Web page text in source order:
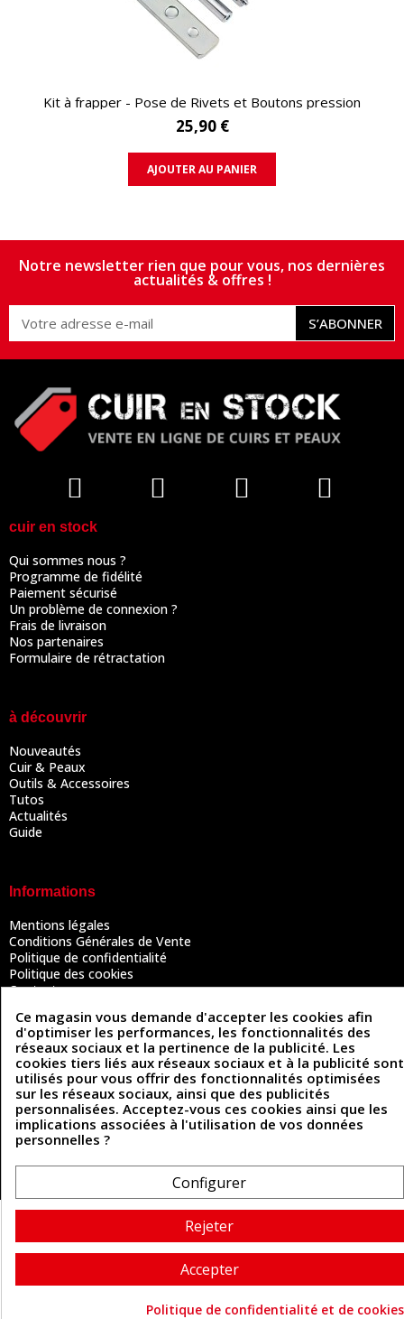
APERÇU RAPIDE
Kit à frapper - Pose de Rivets et Boutons pression
25,90 €
AJOUTER AU PANIER
Notre newsletter rien que pour vous, nos dernières
actualités & offres !
S’ABONNER
cuir en stock
Qui sommes nous ?
Programme de fidélité
Paiement sécurisé
Un problème de connexion ?
Frais de livraison
Nos partenaires
Formulaire de rétractation
à découvrir
Nouveautés
Cuir & Peaux
Outils & Accessoires
Tutos
Actualités
Guide
Informations
Mentions légales
Conditions Générales de Vente
Politique de confidentialité
Politique des cookies
Contactez-nous
Coordonnées
493 Chemin de Catougnac
81300 Graulhet
05 63 34 51 88
contact@cuirenstock.com
Cuirenstock © 2026 - Une création Quatrys 💙
Ce magasin vous demande d'accepter les cookies afin
d'optimiser les performances, les fonctionnalités des
réseaux sociaux et la pertinence de la publicité. Les
cookies tiers liés aux réseaux sociaux et à la publicité sont
utilisés pour vous offrir des fonctionnalités optimisées
sur les réseaux sociaux, ainsi que des publicités
personnalisées. Acceptez-vous ces cookies ainsi que les
implications associées à l'utilisation de vos données
personnelles ?
Configurer
Rejeter
Accepter
Politique de confidentialité et de cookies